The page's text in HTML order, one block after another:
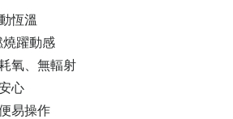
恆溫
躍動感
氧、無輻射
心
易操作